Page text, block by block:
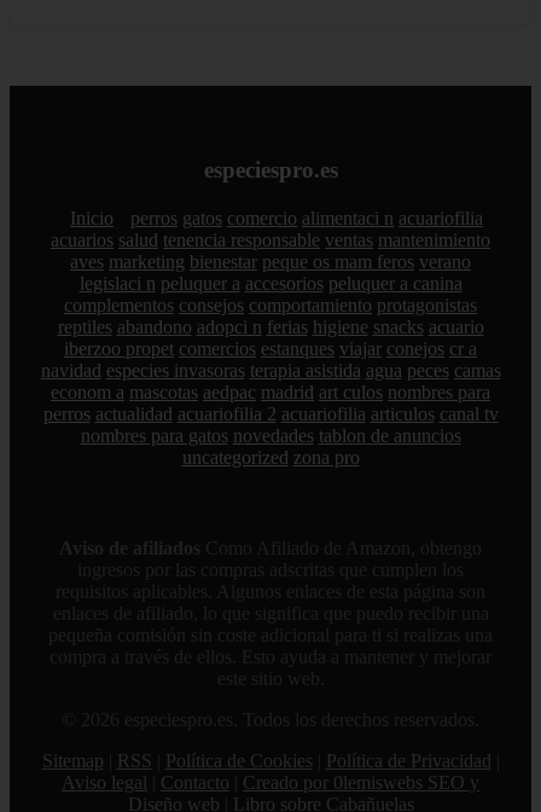
especiespro.es
Inicio perros gatos comercio alimentaci n acuariofilia
acuarios salud tenencia responsable ventas mantenimiento
aves marketing bienestar peque os mam feros verano
legislaci n peluquer a accesorios peluquer a canina
complementos consejos comportamiento protagonistas
reptiles abandono adopci n ferias higiene snacks acuario
iberzoo propet comercios estanques viajar conejos cr a
navidad especies invasoras terapia asistida agua peces camas
econom a mascotas aedpac madrid art culos nombres para
perros actualidad acuariofilia 2 acuariofilia articulos canal tv
nombres para gatos novedades tablon de anuncios
uncategorized zona pro
Aviso de afiliados Como Afiliado de Amazon, obtengo
ingresos por las compras adscritas que cumplen los
requisitos aplicables. Algunos enlaces de esta página son
enlaces de afiliado, lo que significa que puedo recibir una
pequeña comisión sin coste adicional para ti si realizas una
compra a través de ellos. Esto ayuda a mantener y mejorar
este sitio web.
© 2026 especiespro.es. Todos los derechos reservados.
Sitemap
RSS Política de Cookies Política de Privacidad
Aviso legal
Contacto
Creado por 0lemiswebs SEO y
Diseño web
Libro sobre Cabañuelas